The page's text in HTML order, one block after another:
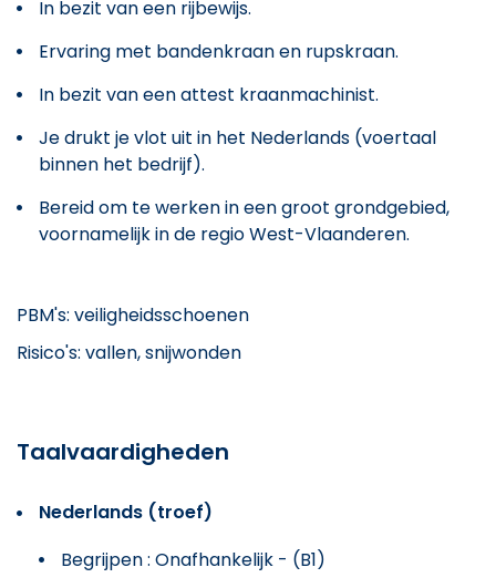
In bezit van een rijbewijs.
Ervaring met bandenkraan en rupskraan.
In bezit van een attest kraanmachinist.
Je drukt je vlot uit in het Nederlands (voertaal
binnen het bedrijf).
Bereid om te werken in een groot grondgebied,
voornamelijk in de regio West-Vlaanderen.
PBM's: veiligheidsschoenen
Risico's: vallen, snijwonden
Taalvaardigheden
Nederlands (troef)
Begrijpen : Onafhankelijk - (B1)